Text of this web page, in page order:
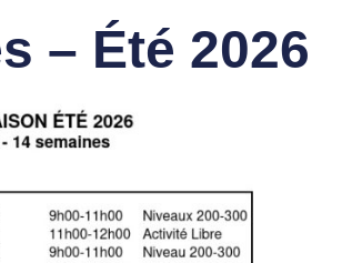
– Été 2026